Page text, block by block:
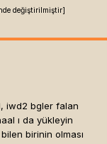
değiştirilmiştir]
iwd2 bgler falan
ı da yükleyin
birinin olması